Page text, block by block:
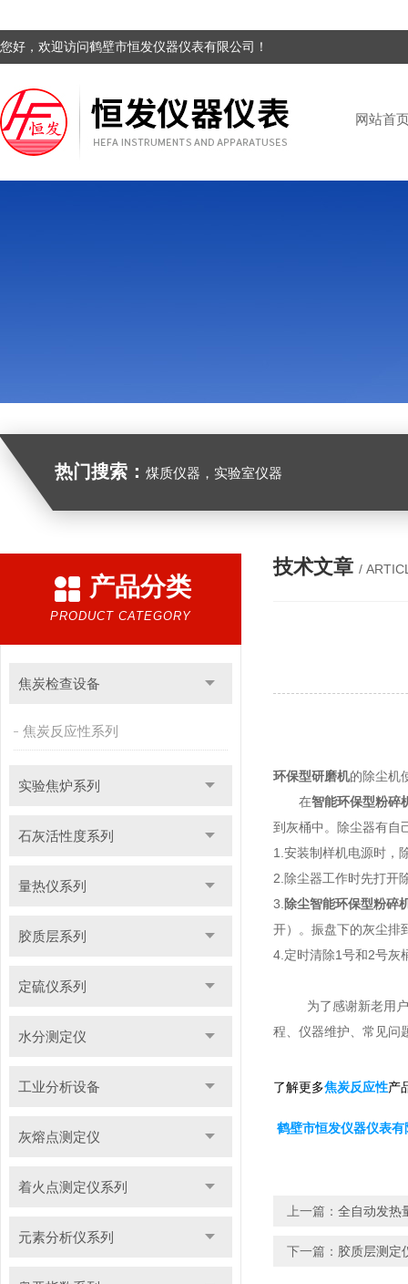
您好，欢迎访问鹤壁市恒发仪器仪表有限公司！
网站首
热门搜索： 煤质仪器，实验室仪器
产品分类
PRODUCT CATEGORY
焦炭检查设备
焦炭反应性系列
实验焦炉系列
石灰活性度系列
量热仪系列
胶质层系列
定硫仪系列
水分测定仪
工业分析设备
灰熔点测定仪
着火点测定仪系列
元素分析仪系列
技术文章 /
环保型研磨机的除尘机
在智能环保型粉碎
到灰桶中。除尘器有自
1.安装制样机电源时，
2.除尘器工作时先打开
3. 除尘智能环保型粉碎
开）。振盘下的灰尘排
4.定时清除1号和2号灰
为了感谢新老用
程、仪器维护、常见问
了解更多焦炭反应性产
鹤壁市恒发仪器仪表有
上一篇： 全自动发热
下一篇： 胶质层测定